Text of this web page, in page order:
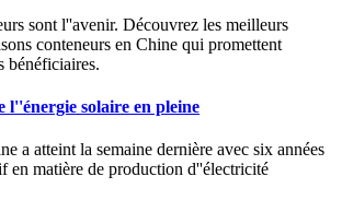
sont l''avenir. Découvrez les meilleurs
conteneurs en Chine qui promettent
bénéficiaires.
l''énergie solaire en pleine
a atteint la semaine dernière avec six années
en matière de production d''électricité